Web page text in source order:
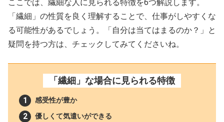
ここでは、繊細な人に見られる特徴を6つ解説します。
「繊細」の性質を良く理解することで、仕事がしやすくな
る可能性があるでしょう。「自分は当てはまるのか？」と
疑問を持つ方は、チェックしてみてくださいね。
「繊細」な場合に見られる特徴
感受性が豊か
優しくて気遣いができる